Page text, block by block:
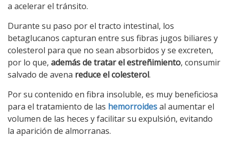
a acelerar el tránsito.
Durante su paso por el tracto intestinal, los
betaglucanos capturan entre sus fibras jugos biliares y
colesterol para que no sean absorbidos y se excreten,
por lo que, además de tratar el estreñimiento, consumir
salvado de avena reduce el colesterol.
Por su contenido en fibra insoluble, es muy beneficiosa
para el tratamiento de las hemorroidesal aumentar el
volumen de las heces y facilitar su expulsión, evitando
la aparición de almorranas.